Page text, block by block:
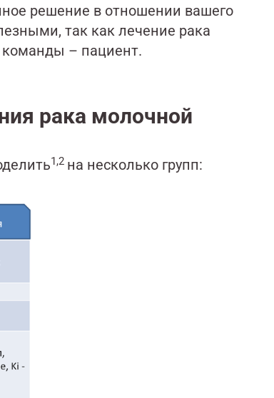
решение в отношении вашего
так как лечение рака
– пациент.
рака молочной
1,2 на несколько групп: